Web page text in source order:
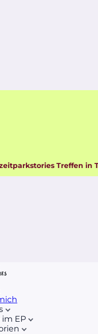
Treffen in Tripsdrill
im EP